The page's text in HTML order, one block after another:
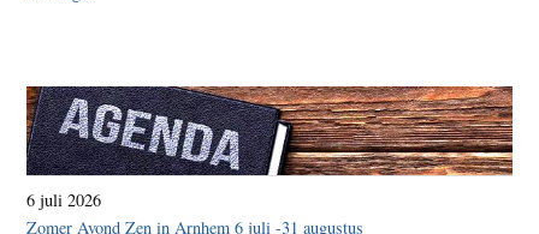
6 juli 2026
Zomer Avond Zen in Arnhem 6 juli -31 augustus